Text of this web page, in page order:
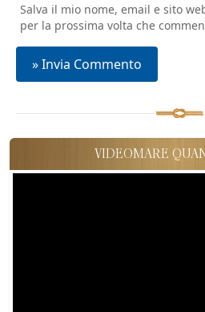
Salva il mio nome, email e sito
per la prossima volta che
VIDEOMARE